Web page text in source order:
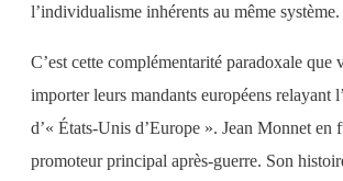
l’individualisme inhérents au même système.
C’est cette complémentarité paradoxale que
importer leurs mandants européens relayant
d’« États-Unis d’Europe ». Jean Monnet en
promoteur principal après-guerre. Son